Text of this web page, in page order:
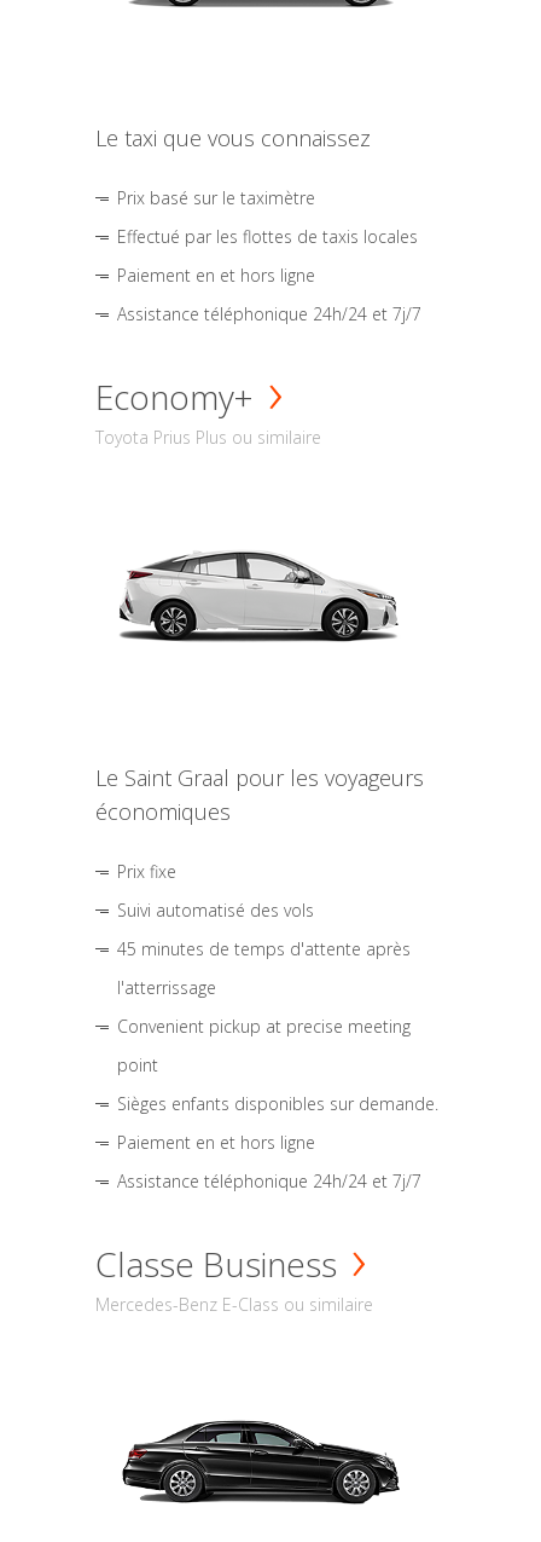
Le taxi que vous connaissez
Prix basé sur le taximètre
Effectué par les flottes de taxis locales
Paiement en et hors ligne
Assistance téléphonique 24h/24 et 7j/7
Economy+
Toyota Prius Plus ou similaire
Le Saint Graal pour les voyageurs
économiques
Prix fixe
Suivi automatisé des vols
45 minutes de temps d'attente après
l'atterrissage
Convenient pickup at precise meeting
point
Sièges enfants disponibles sur demande.
Paiement en et hors ligne
Assistance téléphonique 24h/24 et 7j/7
Classe Business
Mercedes-Benz E-Class ou similaire